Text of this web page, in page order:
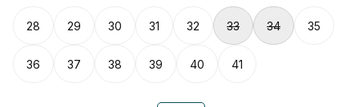
28 29 30 31 32 33 34 35
36 37 38 39 40 41